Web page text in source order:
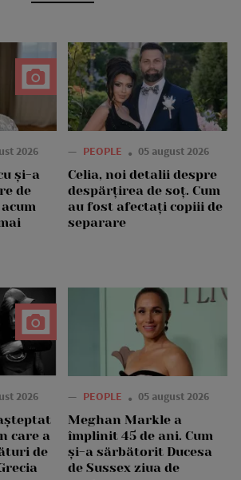
2026
și-a
de
— PEOPLE 05 august 2026
Celia, noi detalii despre
despărțirea de soț. Cum
au fost afectați copiii de
separare
2026
care a
de
— PEOPLE 05 august 2026
Meghan Markle a
împlinit 45 de ani. Cum
și-a sărbătorit Ducesa
de Sussex ziua de